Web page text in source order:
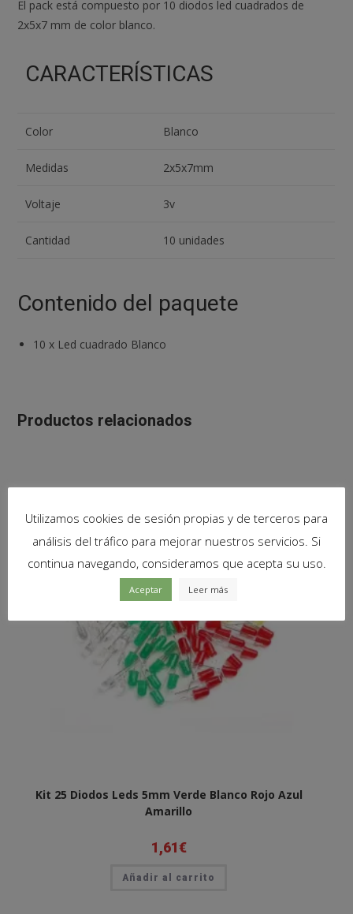
El pack está compuesto por 10 diodos led cuadrados de
2x5x7 mm de color blanco.
CARACTERÍSTICAS
Color Blanco
Medidas 2x5x7mm
Voltaje 3v
Cantidad 10 unidades
Contenido del paquete
10 x Led cuadrado Blanco
Productos relacionados
Kit 25 Diodos Leds 5mm Verde Blanco Rojo Azul
Amarillo
1,61€
Añadir al carrito
Utilizamos cookies de sesión propias y de terceros para
análisis del tráfico para mejorar nuestros servicios. Si
continua navegando, consideramos que acepta su uso.
Aceptar Leer más